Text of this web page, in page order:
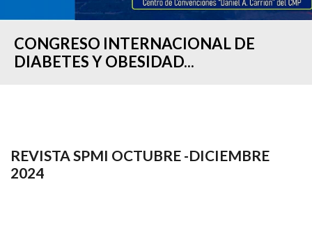
CONGRESO INTERNACIONAL DE
DIABETES Y OBESIDAD...
REVISTA SPMI OCTUBRE -DICIEMBRE
2024